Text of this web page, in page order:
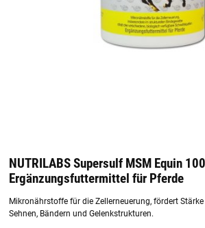
NUTRILABS Supersulf MSM Equin
Ergänzungsfuttermittel für Pferde
Mikronährstoffe für die Zellerneuerung, fördert
Sehnen, Bändern und Gelenkstrukturen.